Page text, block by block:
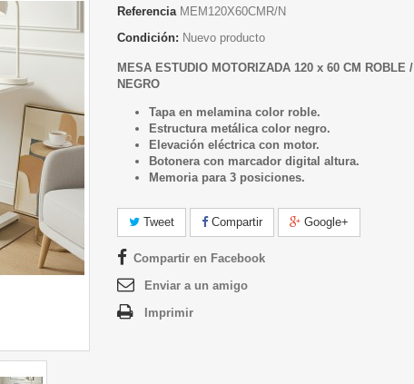
Referencia MEM120X60CMR/N
Condición: Nuevo producto
MESA ESTUDIO MOTORIZADA 120 x 60 CM ROBLE /
NEGRO
Tapa en melamina color roble.
Estructura metálica color negro.
Elevación eléctrica con motor.
Botonera con marcador digital altura.
Memoria para 3 posiciones.
Tweet Compartir Google+
Compartir en Facebook
Enviar a un amigo
Imprimir